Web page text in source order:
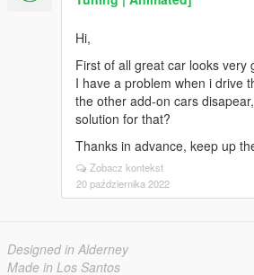
Hi,
First of all great car looks very
I have a problem when i drive
the other add-on cars
solution for that?
Thanks in advance, keep up
Zobacz kontekst
20 października 2022
Designed in Alderney
Made in Los Santos